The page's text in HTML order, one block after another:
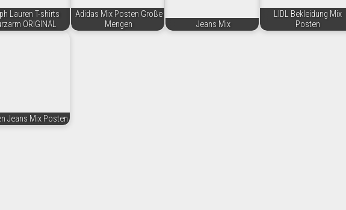
Lauren T-shirts
ORIGINAL
Adidas Mix Posten Große
Mengen
Jeans Mix
LIDL Bekleidung Mix
Posten
Jeans Mix Posten